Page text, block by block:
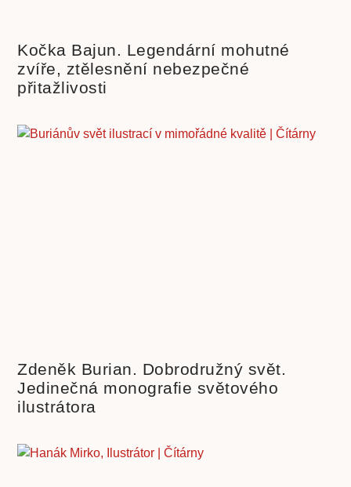
Kočka Bajun. Legendární mohutné
zvíře, ztělesnění nebezpečné
přitažlivosti
Zdeněk Burian. Dobrodružný svět.
Jedinečná monografie světového
ilustrátora